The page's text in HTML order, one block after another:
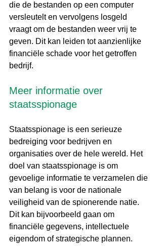
die de bestanden op een computer
versleutelt en vervolgens losgeld
vraagt om de bestanden weer vrij te
geven. Dit kan leiden tot aanzienlijke
financiële schade voor het getroffen
bedrijf.
Meer informatie over
staatsspionage
Staatsspionage is een serieuze
bedreiging voor bedrijven en
organisaties over de hele wereld. Het
doel van staatsspionage is om
gevoelige informatie te verzamelen die
van belang is voor de nationale
veiligheid van de spionerende natie.
Dit kan bijvoorbeeld gaan om
financiële gegevens, intellectuele
eigendom of strategische plannen.